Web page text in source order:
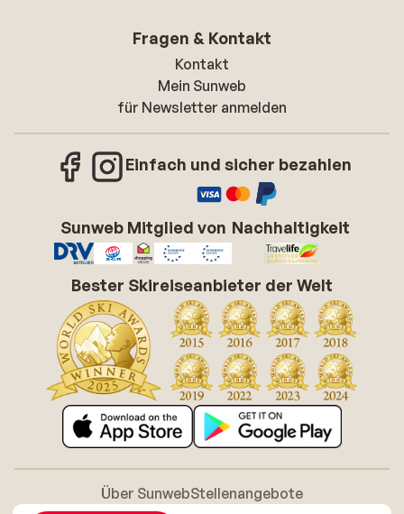
Fragen & Kontakt
Kontakt
Mein Sunweb
für Newsletter anmelden
Einfach und sicher bezahlen
Sunweb Mitglied von Nachhaltigkeit
Bester Skireiseanbieter der Welt
Über SunwebStellenangebote